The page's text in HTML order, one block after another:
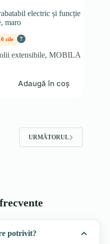
electric și funcție
maro
zile ?
extensibile,MOBILA
Adaugă în coș
URMĂTORUL
potrivit?